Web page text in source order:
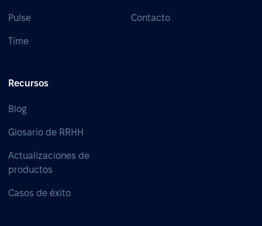
Pulse
Time
Contacto
Recursos
Blog
Glosario de RRHH
Actualizaciones de
productos
Casos de éxito